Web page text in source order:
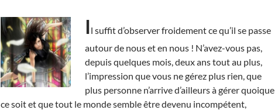
Il suffit d’observer froidement ce qu’il se passe
autour de nous et en nous ! N’avez-vous pas,
depuis quelques mois, deux ans tout au plus,
l’impression que vous ne gérez plus rien, que
plus personne n’arrive d’ailleurs à gérer quoique
ce soit et que tout le monde semble être devenu incompétent,